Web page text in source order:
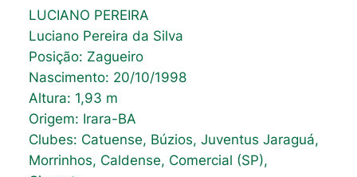
LUCIANO PEREIRA
Luciano Pereira da Silva
Posição: Zagueiro
Nascimento: 20/10/1998
Altura: 1,93 m
Origem: Irara-BA
Clubes: Catuense, Búzios, Juventus Jaraguá,
Morrinhos, Caldense, Comercial (SP),